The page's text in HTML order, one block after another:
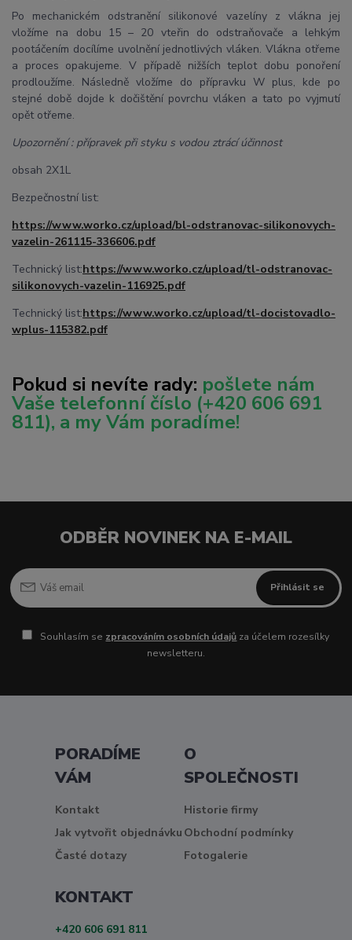
Po mechanickém odstranění silikonové vazelíny z vlákna jej
vložíme na dobu 15 – 20 vteřin do odstraňovače a lehkým
pootáčením docílíme uvolnění jednotlivých vláken. Vlákna otřeme
a proces opakujeme. V případě nižších teplot dobu ponoření
prodloužíme. Následně vložíme do přípravku W plus, kde po
stejné době dojde k dočištění povrchu vláken a tato po vyjmutí
opět otřeme.
Upozornění : přípravek při styku s vodou ztrácí účinnost
obsah 2X1L
Bezpečnostní list:
https://www.worko.cz/upload/bl-odstranovac-silikonovych-
vazelin-261115-336606.pdf
Technický list:https://www.worko.cz/upload/tl-odstranovac-
silikonovych-vazelin-116925.pdf
Technický list:https://www.worko.cz/upload/tl-docistovadlo-
wplus-115382.pdf
Pokud si nevíte rady: pošlete nám
Vaše telefonní číslo (+420 606 691
811), a my Vám poradíme!
ODBĚR NOVINEK NA E-MAIL
Přihlásit se
Souhlasím se zpracováním osobních údajů za účelem rozesílky
newsletteru.
PORADÍME
VÁM
Kontakt
Jak vytvořit objednávku
Časté dotazy
O
SPOLEČNOSTI
Historie firmy
Obchodní podmínky
Fotogalerie
KONTAKT
+420 606 691 811